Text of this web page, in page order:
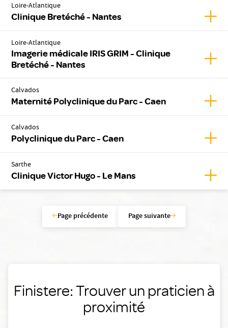
Loire-Atlantique
Clinique Bretéché - Nantes
Loire-Atlantique
Imagerie médicale IRIS GRIM - Clinique
Bretéché - Nantes
Calvados
Maternité Polyclinique du Parc - Caen
Calvados
Polyclinique du Parc - Caen
Sarthe
Clinique Victor Hugo - Le Mans
Page précédente Page suivante
Finistere: Trouver un praticien à
proximité